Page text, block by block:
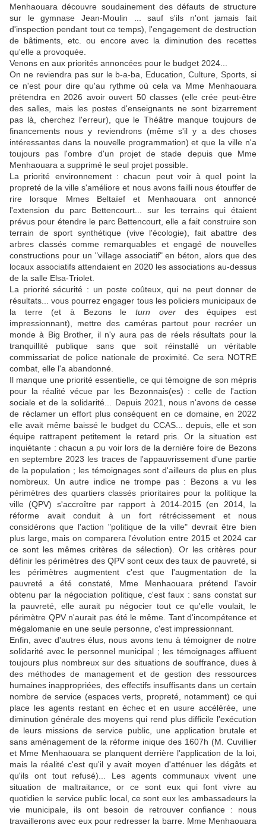
Menhaouara découvre soudainement des défauts de structure
sur le gymnase Jean-Moulin ... sauf s'ils n'ont jamais fait
d'inspection pendant tout ce temps), l'engagement de destruction
de bâtiments, etc. ou encore avec la diminution des recettes
qu'elle a provoquée.
Venons en aux priorités annoncées pour le budget 2024...
On ne reviendra pas sur le b-a-ba, Education, Culture, Sports, si
ce n'est pour dire qu'au rythme où cela va Mme Menhaouara
prétendra en 2026 avoir ouvert 50 classes (elle crée peut-être
des salles, mais les postes d'enseignants ne sont bizarrement
pas là, cherchez l'erreur), que le Théâtre manque toujours de
financements nous y reviendrons (même s'il y a des choses
intéressantes dans la nouvelle programmation) et que la ville n'a
toujours pas l'ombre d'un projet de stade depuis que Mme
Menhaouara a supprimé le seul projet possible.
La priorité environnement : chacun peut voir à quel point la
propreté de la ville s'améliore et nous avons failli nous étouffer de
rire lorsque Mmes Beltaïef et Menhaouara ont annoncé
l'extension du parc Bettencourt... sur les terrains qui étaient
prévus pour étendre le parc Bettencourt, elle a fait construire son
terrain de sport synthétique (vive l'écologie), fait abattre des
arbres classés comme remarquables et engagé de nouvelles
constructions pour un "village associatif" en béton, alors que des
locaux associatifs attendaient en 2020 les associations au-dessus
de la salle Elsa-Triolet.
La priorité sécurité : un poste coûteux, qui ne peut donner de
résultats... vous pourrez engager tous les policiers municipaux de
la terre (et à Bezons leturn overdes équipes est
impressionnant), mettre des caméras partout pour recréer un
monde à Big Brother, il n'y aura pas de réels résultats pour la
tranquillité publique sans que soit réinstallé un véritable
commissariat de police nationale de proximité. Ce sera NOTRE
combat, elle l'a abandonné.
Il manque une priorité essentielle, ce qui témoigne de son mépris
pour la réalité vécue par les Bezonnais(es) : celle de l'action
sociale et de la solidarité... Depuis 2021, nous n'avons de cesse
de réclamer un effort plus conséquent en ce domaine, en 2022
elle avait même baissé le budget du CCAS... depuis, elle et son
équipe rattrapent petitement le retard pris. Or la situation est
inquiétante : chacun a pu voir lors de la dernière foire de Bezons
en septembre 2023 les traces de l'appauvrissement d'une partie
de la population ; les témoignages sont d'ailleurs de plus en plus
nombreux. Un autre indice ne trompe pas : Bezons a vu les
périmètres des quartiers classés prioritaires pour la politique la
ville (QPV) s'accroître par rapport à 2014-2015 (en 2014, la
réforme avait conduit à un fort rétrécissement et nous
considérons que l'action "politique de la ville" devrait être bien
plus large, mais on comparera l'évolution entre 2015 et 2024 car
ce sont les mêmes critères de sélection). Or les critères pour
définir les périmètres des QPV sont ceux des taux de pauvreté, si
les périmètres augmentent c'est que l'augmentation de la
pauvreté a été constaté, Mme Menhaouara prétend l'avoir
obtenu par la négociation politique, c'est faux : sans constat sur
la pauvreté, elle aurait pu négocier tout ce qu'elle voulait, le
périmètre QPV n'aurait pas été le même. Tant d'incompétence et
mégalomanie en une seule personne, c'est impressionnant.
Enfin, avec d'autres élus, nous avons tenu à témoigner de notre
solidarité avec le personnel municipal ; les témoignages affluent
toujours plus nombreux sur des situations de souffrance, dues à
des méthodes de management et de gestion des ressources
humaines inappropriées, des effectifs insuffisants dans un certain
nombre de service (espaces verts, propreté, notamment) ce qui
place les agents restant en échec et en usure accélérée, une
diminution générale des moyens qui rend plus difficile l'exécution
de leurs missions de service public, une application brutale et
sans aménagement de la réforme inique des 1607h (M. Cuvillier
et Mme Menhaouara se planquent derrière l'application de la loi,
mais la réalité c'est qu'il y avait moyen d'atténuer les dégâts et
qu'ils ont tout refusé)... Les agents communaux vivent une
situation de maltraitance, or ce sont eux qui font vivre au
quotidien le service public local, ce sont eux les ambassadeurs la
vie municipale, ils ont besoin de retrouver confiance : nous
travaillerons avec eux pour redresser la barre. Mme Menhaouara